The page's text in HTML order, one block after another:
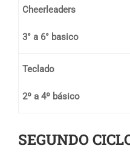
Cheerleaders
3° a 6° basico
Teclado
2º a 4º básico
SEGUNDO